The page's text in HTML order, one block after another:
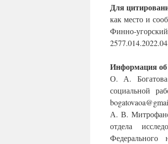
Для
как место и
Финно-
Информация об
О. А. Богатова
социальной
А. В.
отдела
Федерального